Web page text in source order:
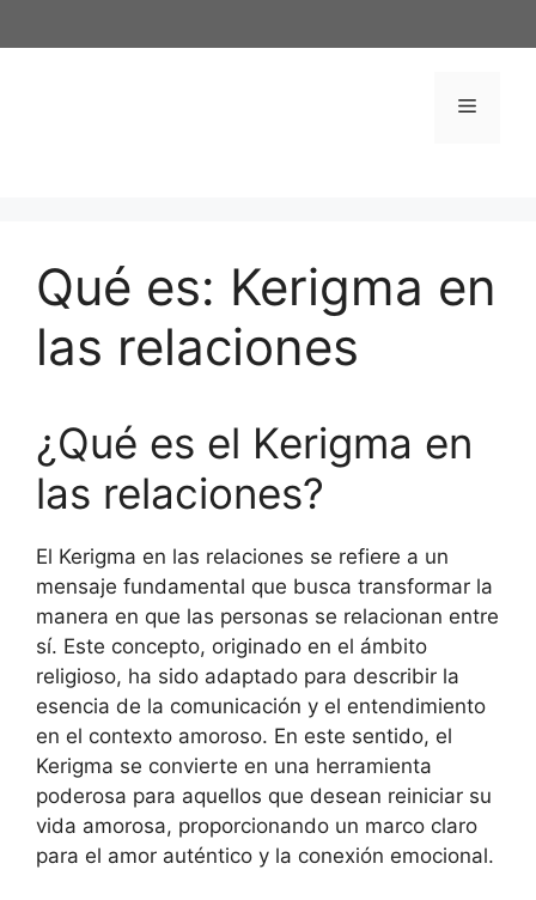
al
Menú
Qué es: Kerigma en
las relaciones
¿Qué es el Kerigma en
las relaciones?
El Kerigma en las relaciones se refiere a un
mensaje fundamental que busca transformar la
manera en que las personas se relacionan entre
sí. Este concepto, originado en el ámbito
religioso, ha sido adaptado para describir la
esencia de la comunicación y el entendimiento
en el contexto amoroso. En este sentido, el
Kerigma se convierte en una herramienta
poderosa para aquellos que desean reiniciar su
vida amorosa, proporcionando un marco claro
para el amor auténtico y la conexión emocional.